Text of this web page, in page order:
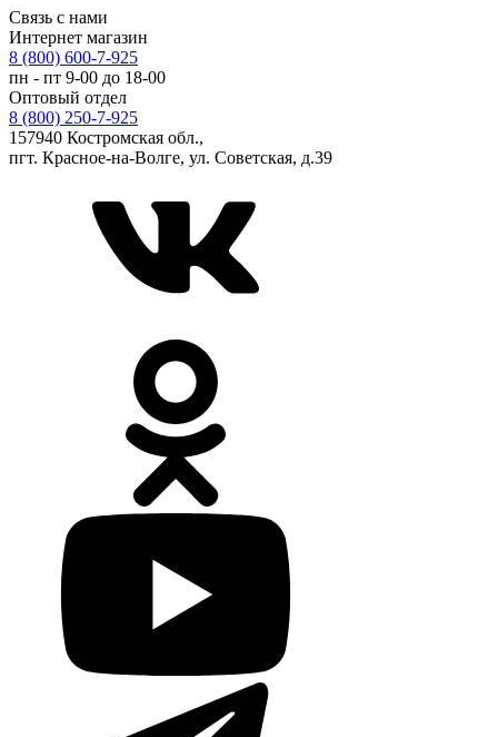
Связь с нами
Интернет магазин
8 (800) 600-7-925
пн - пт 9-00 до 18-00
Оптовый отдел
8 (800) 250-7-925
157940 Костромская обл.,
пгт. Красное-на-Волге, ул. Советская, д.39